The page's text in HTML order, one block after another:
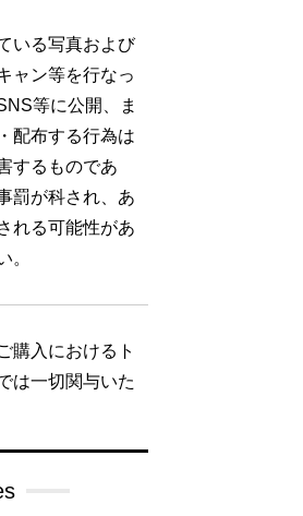
いる写真および
ャン等を行なっ
等に公開、ま
配布する行為は
するものであ
罰が科され、あ
れる可能性があ
。
購入におけるト
は一切関与いた